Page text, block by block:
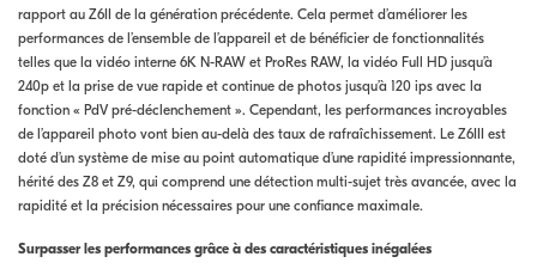
rapport au Z6II de la génération précédente. Cela permet d’améliorer les
performances de l’ensemble de l’appareil et de bénéficier de fonctionnalités
telles que la vidéo interne 6K N-RAW et ProRes RAW, la vidéo Full HD jusqu’à
240p et la prise de vue rapide et continue de photos jusqu’à 120 ips avec la
fonction « PdV pré-déclenchement ». Cependant, les performances incroyables
de l’appareil photo vont bien au-delà des taux de rafraîchissement. Le Z6III est
doté d’un système de mise au point automatique d’une rapidité impressionnante,
hérité des Z8 et Z9, qui comprend une détection multi-sujet très avancée, avec la
rapidité et la précision nécessaires pour une confiance maximale.
Surpasser les performances grâce à des caractéristiques inégalées